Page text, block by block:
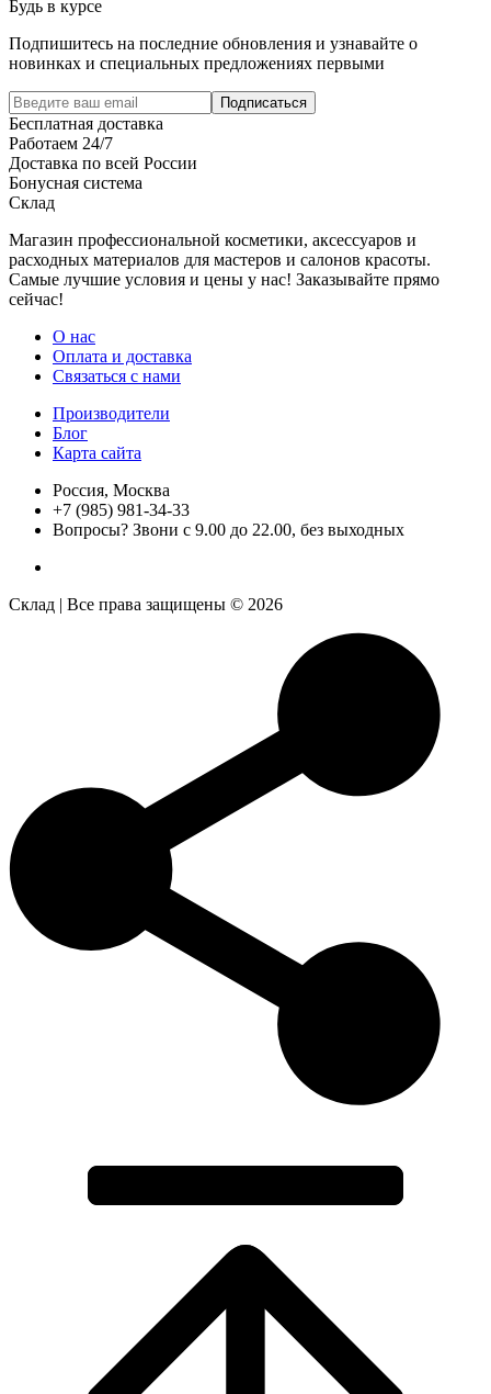
Будь в курсе
Подпишитесь на последние обновления и узнавайте о
новинках и специальных предложениях первыми
Подписаться
Бесплатная доставка
Работаем 24/7
Доставка по всей России
Бонусная система
Склад
Магазин профессиональной косметики, аксессуаров и
расходных материалов для мастеров и салонов красоты.
Самые лучшие условия и цены у нас! Заказывайте прямо
сейчас!
О нас
Оплата и доставка
Связаться с нами
Производители
Блог
Карта сайта
Россия, Москва
+7 (985) 981-34-33
Вопросы? Звони с 9.00 до 22.00, без выходных
Склад | Все права защищены © 2026